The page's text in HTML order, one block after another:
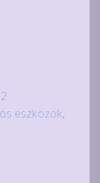
eszközök,